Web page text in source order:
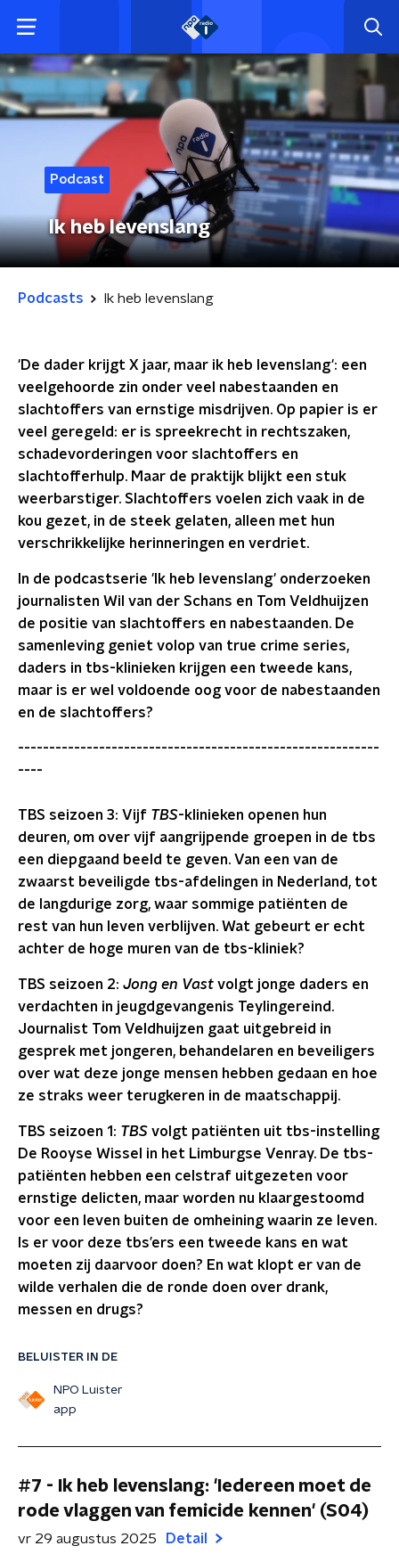
Podcast
Ik heb levenslang
Podcasts Ik heb levenslang
'De dader krijgt X jaar, maar ik heb levenslang': een
veelgehoorde zin onder veel nabestaanden en
slachtoffers van ernstige misdrijven. Op papier is er
veel geregeld: er is spreekrecht in rechtszaken,
schadevorderingen voor slachtoffers en
slachtofferhulp. Maar de praktijk blijkt een stuk
weerbarstiger. Slachtoffers voelen zich vaak in de
kou gezet, in de steek gelaten, alleen met hun
verschrikkelijke herinneringen en verdriet.
In de podcastserie 'Ik heb levenslang' onderzoeken
journalisten Wil van der Schans en Tom Veldhuijzen
de positie van slachtoffers en nabestaanden. De
samenleving geniet volop van true crime series,
daders in tbs-klinieken krijgen een tweede kans,
maar is er wel voldoende oog voor de nabestaanden
en de slachtoffers?
----------------------------------------------------------
----
TBS seizoen 3: Vijf TBS-klinieken openen hun
deuren, om over vijf aangrijpende groepen in de tbs
een diepgaand beeld te geven. Van een van de
zwaarst beveiligde tbs-afdelingen in Nederland, tot
de langdurige zorg, waar sommige patiënten de
rest van hun leven verblijven. Wat gebeurt er echt
achter de hoge muren van de tbs-kliniek?
TBS seizoen 2: Jong en Vast volgt jonge daders en
verdachten in jeugdgevangenis Teylingereind.
Journalist Tom Veldhuijzen gaat uitgebreid in
gesprek met jongeren, behandelaren en beveiligers
over wat deze jonge mensen hebben gedaan en hoe
ze straks weer terugkeren in de maatschappij.
TBS seizoen 1: TBS volgt patiënten uit tbs-instelling
De Rooyse Wissel in het Limburgse Venray. De tbs-
patiënten hebben een celstraf uitgezeten voor
ernstige delicten, maar worden nu klaargestoomd
voor een leven buiten de omheining waarin ze leven.
Is er voor deze tbs’ers een tweede kans en wat
moeten zij daarvoor doen? En wat klopt er van de
wilde verhalen die de ronde doen over drank,
messen en drugs?
BELUISTER IN DE
NPO Luister
app
#7 - Ik heb levenslang: 'Iedereen moet de
rode vlaggen van femicide kennen' (S04)
vr 29 augustus 2025 Detail